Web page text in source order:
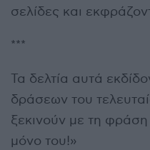
σελίδες και
***
Τα δελτία αυτά
δράσεων του
ξεκινούν με τη
μόνο του!»